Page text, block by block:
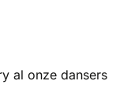
al onze dansers